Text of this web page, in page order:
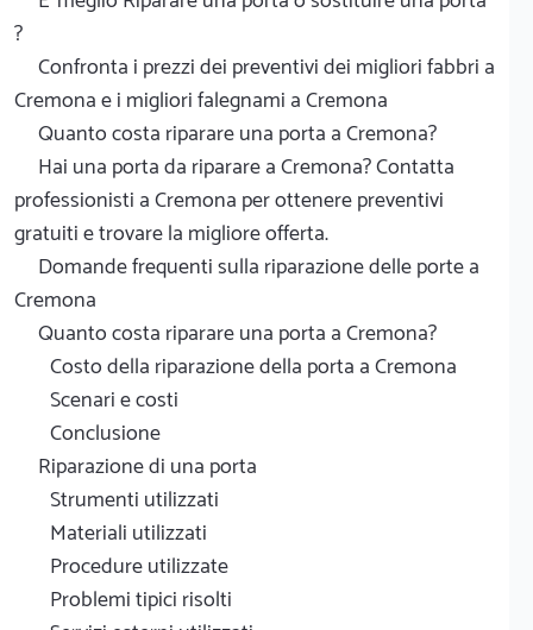
?
Confronta i prezzi dei preventivi dei migliori fabbri a
Cremona e i migliori falegnami a Cremona
Quanto costa riparare una porta a Cremona?
Hai una porta da riparare a Cremona? Contatta
professionisti a Cremona per ottenere preventivi
gratuiti e trovare la migliore offerta.
Domande frequenti sulla riparazione delle porte a
Cremona
Quanto costa riparare una porta a Cremona?
Costo della riparazione della porta a Cremona
Scenari e costi
Conclusione
Riparazione di una porta
Strumenti utilizzati
Materiali utilizzati
Procedure utilizzate
Problemi tipici risolti